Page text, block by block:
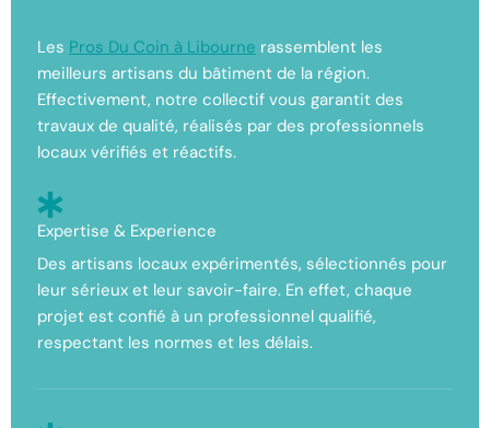
Les Pros Du Coin à Libourne rassemblent les
meilleurs artisans du bâtiment de la région.
Effectivement, notre collectif vous garantit des
travaux de qualité, réalisés par des professionnels
locaux vérifiés et réactifs.
Expertise & Experience
Des artisans locaux expérimentés, sélectionnés pour
leur sérieux et leur savoir-faire. En effet, chaque
projet est confié à un professionnel qualifié,
respectant les normes et les délais.